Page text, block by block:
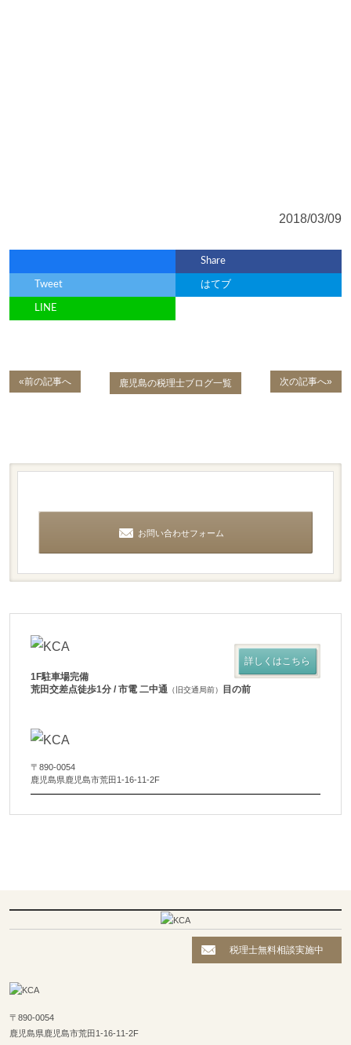
2018/03/09
Share
Tweet はてブ
LINE
«前の記事へ 次の記事へ»
鹿児島の税理士ブログ一覧
お問い合わせフォーム
1F駐車場完備
荒田交差点徒歩1分 / 市電 二中通 （旧交通局前） 目の前
〒890-0054
鹿児島県鹿児島市荒田1-16-11-2F
詳しくはこちら
税理士無料相談実施中
〒890-0054
鹿児島県鹿児島市荒田1-16-11-2F